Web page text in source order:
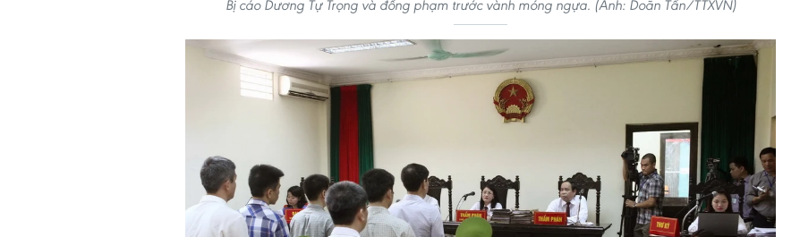
Bị cáo Dương Tự Trọng và đồng phạm trước vành móng ngựa. (Ảnh: Doãn Tấn/TTXVN)